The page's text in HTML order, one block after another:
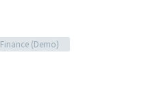
Finance (Demo)